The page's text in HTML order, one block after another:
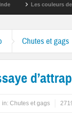
Les couleurs de l’automne
Chutes et gags
in: Chutes et gags